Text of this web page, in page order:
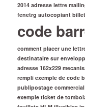
2014 adresse lettre
fenetrg autocopiant
code
comment placer une
destinataire sur
adresse 162x229
rempli exemple de code
publipostage commercial
exemple ticket de